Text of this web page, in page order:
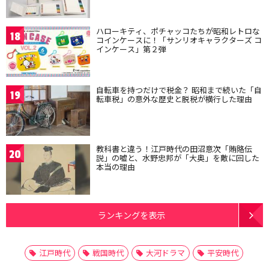
18 ハローキティ、ポチャッコたちが昭和レトロな
コインケースに！「サンリオキャラクターズ コ
インケース」第２弾
19 自転車を持つだけで税金？ 昭和まで続いた「自
転車税」の意外な歴史と脱税が横行した理由
20 教科書と違う！江戸時代の田沼意次「賄賂伝
説」の嘘と、水野忠邦が「大奥」を敵に回した
本当の理由
ランキングを表示
江戸時代 戦国時代 大河ドラマ
平安時代